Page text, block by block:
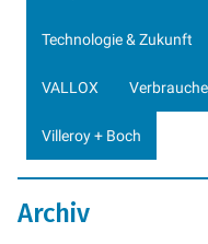
Technologie & Zukunft
VALLOX
Villeroy + Boch
Archiv